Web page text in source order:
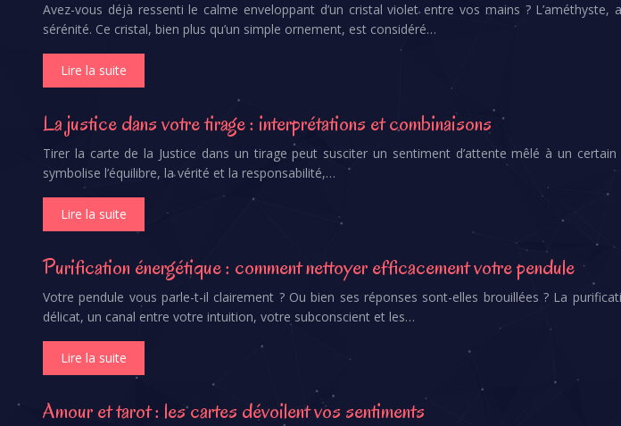
Avez-vous déjà ressenti le calme enveloppant d’un cristal violet entre vos mains ?
sérénité. Ce cristal, bien plus qu’un simple ornement, est considéré…
Lire la suite
La justice dans votre tirage : interprétations et combinaisons
Tirer la carte de la Justice dans un tirage peut susciter un sentiment d’attente mêlé à un
symbolise l’équilibre, la vérité et la responsabilité,…
Lire la suite
Purification énergétique : comment nettoyer efficacement votre pendule
Votre pendule vous parle-t-il clairement ? Ou bien ses réponses sont-elles brouillées ? La
délicat, un canal entre votre intuition, votre subconscient et les…
Lire la suite
Amour et tarot : les cartes dévoilent vos sentiments